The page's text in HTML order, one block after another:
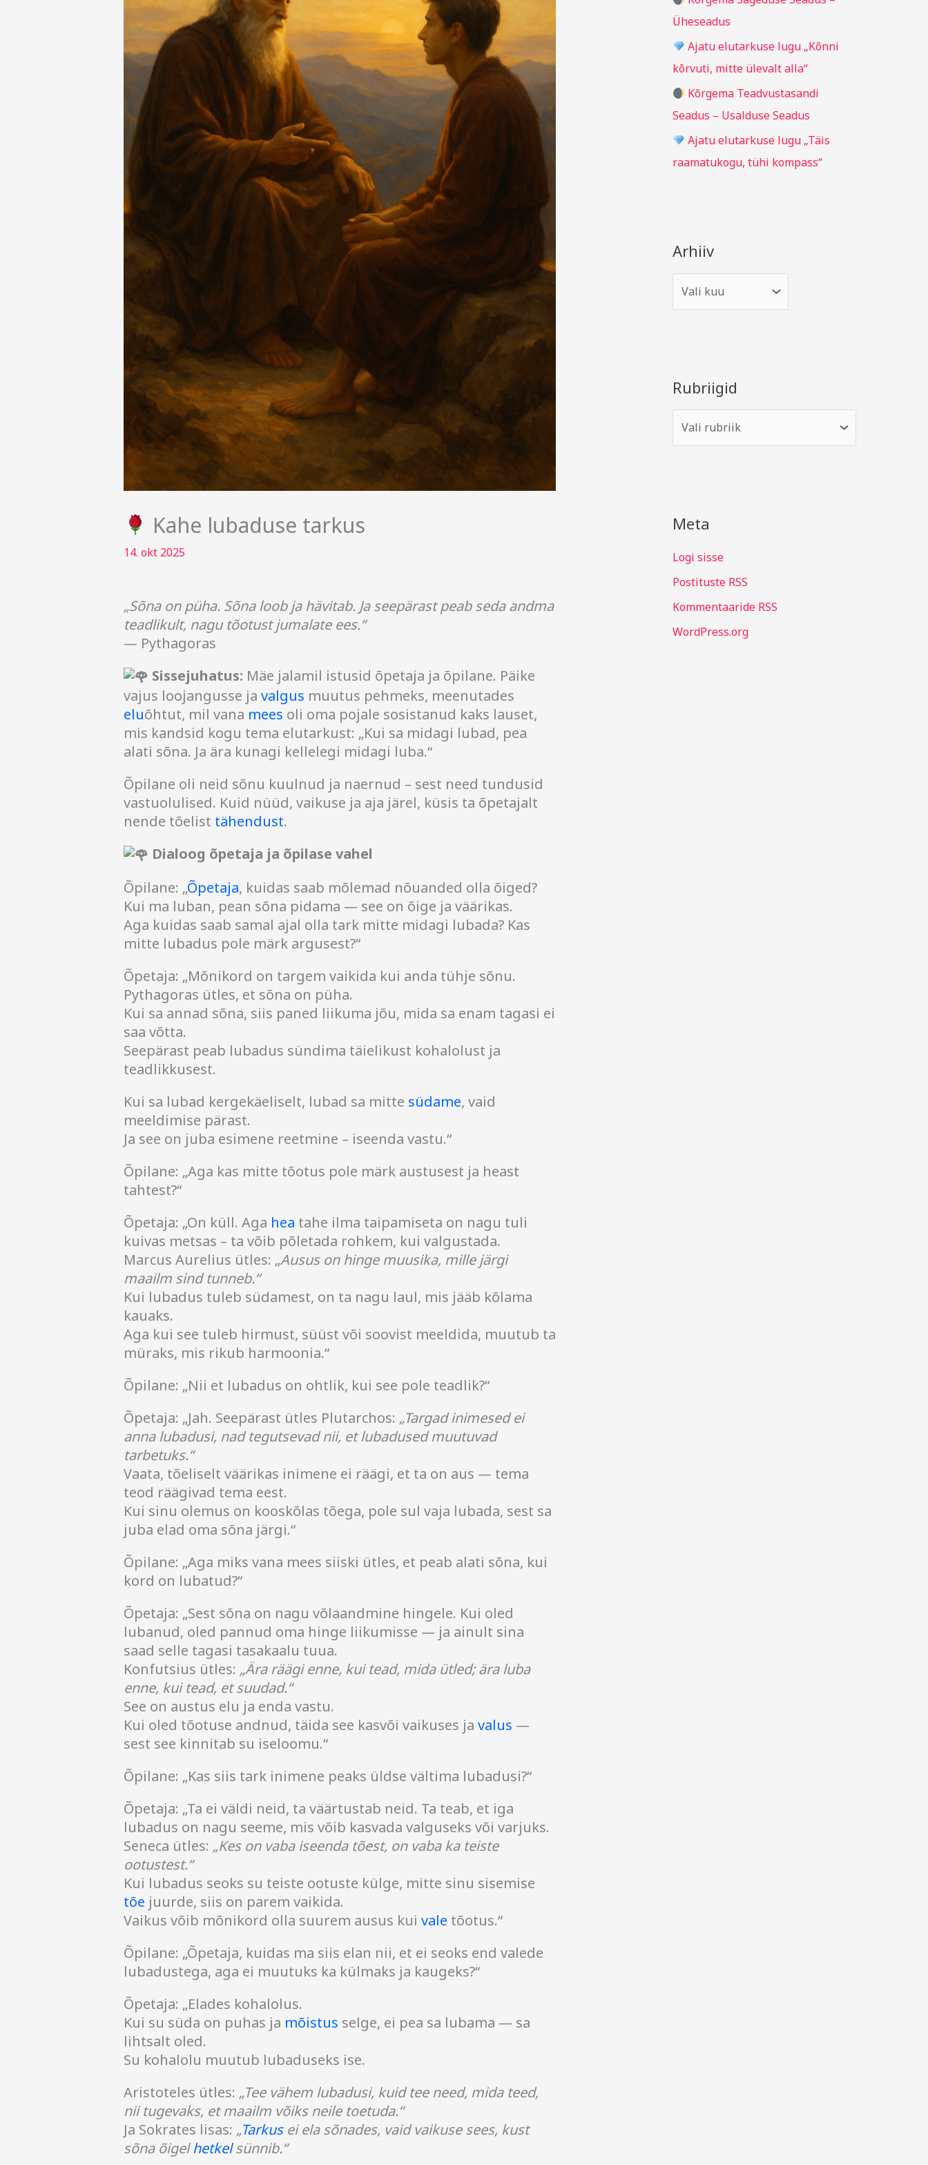
Kahe lubaduse tarkus
14. okt 2025
„Sõna on püha. Sõna loob ja hävitab. Ja seepärast peab seda andma
teadlikult, nagu tõotust jumalate ees.“
— Pythagoras
Sissejuhatus: Mäe jalamil istusid õpetaja ja õpilane. Päike
vajus loojangusse ja valgus muutus pehmeks, meenutades
eluõhtut, mil vana mees oli oma pojale sosistanud kaks lauset,
mis kandsid kogu tema elutarkust: „Kui sa midagi lubad, pea
alati sõna. Ja ära kunagi kellelegi midagi luba.“
Õpilane oli neid sõnu kuulnud ja naernud – sest need tundusid
vastuolulised. Kuid nüüd, vaikuse ja aja järel, küsis ta õpetajalt
nende tõelist tähendust.
Dialoog õpetaja ja õpilase vahel
Õpilane: „Õpetaja, kuidas saab mõlemad nõuanded olla õiged?
Kui ma luban, pean sõna pidama — see on õige ja väärikas.
Aga kuidas saab samal ajal olla tark mitte midagi lubada? Kas
mitte lubadus pole märk argusest?“
Õpetaja: „Mõnikord on targem vaikida kui anda tühje sõnu.
Pythagoras ütles, et sõna on püha.
Kui sa annad sõna, siis paned liikuma jõu, mida sa enam tagasi ei
saa võtta.
Seepärast peab lubadus sündima täielikust kohalolust ja
teadlikkusest.
Kui sa lubad kergekäeliselt, lubad sa mitte südame, vaid
meeldimise pärast.
Ja see on juba esimene reetmine – iseenda vastu.“
Õpilane: „Aga kas mitte tõotus pole märk austusest ja heast
tahtest?“
Õpetaja: „On küll. Aga hea tahe ilma taipamiseta on nagu tuli
kuivas metsas – ta võib põletada rohkem, kui valgustada.
Marcus Aurelius ütles: „Ausus on hinge muusika, mille järgi
maailm sind tunneb.“
Kui lubadus tuleb südamest, on ta nagu laul, mis jääb kõlama
kauaks.
Aga kui see tuleb hirmust, süüst või soovist meeldida, muutub ta
müraks, mis rikub harmoonia.“
Õpilane: „Nii et lubadus on ohtlik, kui see pole teadlik?“
Õpetaja: „Jah. Seepärast ütles Plutarchos: „Targad inimesed ei
anna lubadusi, nad tegutsevad nii, et lubadused muutuvad
tarbetuks.“
Vaata, tõeliselt väärikas inimene ei räägi, et ta on aus — tema
teod räägivad tema eest.
Kui sinu olemus on kooskõlas tõega, pole sul vaja lubada, sest sa
juba elad oma sõna järgi.“
Õpilane: „Aga miks vana mees siiski ütles, et peab alati sõna, kui
kord on lubatud?“
Õpetaja: „Sest sõna on nagu võlaandmine hingele. Kui oled
lubanud, oled pannud oma hinge liikumisse — ja ainult sina
saad selle tagasi tasakaalu tuua.
Konfutsius ütles: „Ära räägi enne, kui tead, mida ütled; ära luba
enne, kui tead, et suudad.“
See on austus elu ja enda vastu.
Kui oled tõotuse andnud, täida see kasvõi vaikuses ja valus —
sest see kinnitab su iseloomu.“
Õpilane: „Kas siis tark inimene peaks üldse vältima lubadusi?“
Õpetaja: „Ta ei väldi neid, ta väärtustab neid. Ta teab, et iga
lubadus on nagu seeme, mis võib kasvada valguseks või varjuks.
Seneca ütles: „Kes on vaba iseenda tõest, on vaba ka teiste
ootustest.“
Kui lubadus seoks su teiste ootuste külge, mitte sinu sisemise
tõe juurde, siis on parem vaikida.
Vaikus võib mõnikord olla suurem ausus kui vale tõotus.“
Õpilane: „Õpetaja, kuidas ma siis elan nii, et ei seoks end valede
lubadustega, aga ei muutuks ka külmaks ja kaugeks?“
Õpetaja: „Elades kohalolus.
Kui su süda on puhas ja mõistus selge, ei pea sa lubama — sa
lihtsalt oled.
Su kohalolu muutub lubaduseks ise.
Aristoteles ütles: „Tee vähem lubadusi, kuid tee need, mida teed,
nii tugevaks, et maailm võiks neile toetuda.“
Ja Sokrates lisas: „Tarkusei ela sõnades, vaid vaikuse sees, kust
sõna õigelhetkelsünnib.“
:Üheseadus
Ajatu elutarkuse lugu „Kõnni
kõrvuti, mitte ülevalt alla“
Kõrgema Teadvustasandi
Seadus – Usalduse Seadus
Ajatu elutarkuse lugu „Täis
raamatukogu, tühi kompass“
Arhiiv
Rubriigid
Meta
Logi sisse
Postituste RSS
Kommentaaride RSS
WordPress.org